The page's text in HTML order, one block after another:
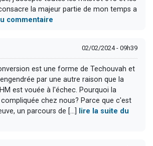
la majeur partie de mon temps a
commentaire
02/02/2024 - 09h39
est une forme de Techouvah et
par une autre raison que la
est vouée à l'échec. Pourquoi la
chez nous? Parce que c'est
un parcours de [...]
lire la suite du